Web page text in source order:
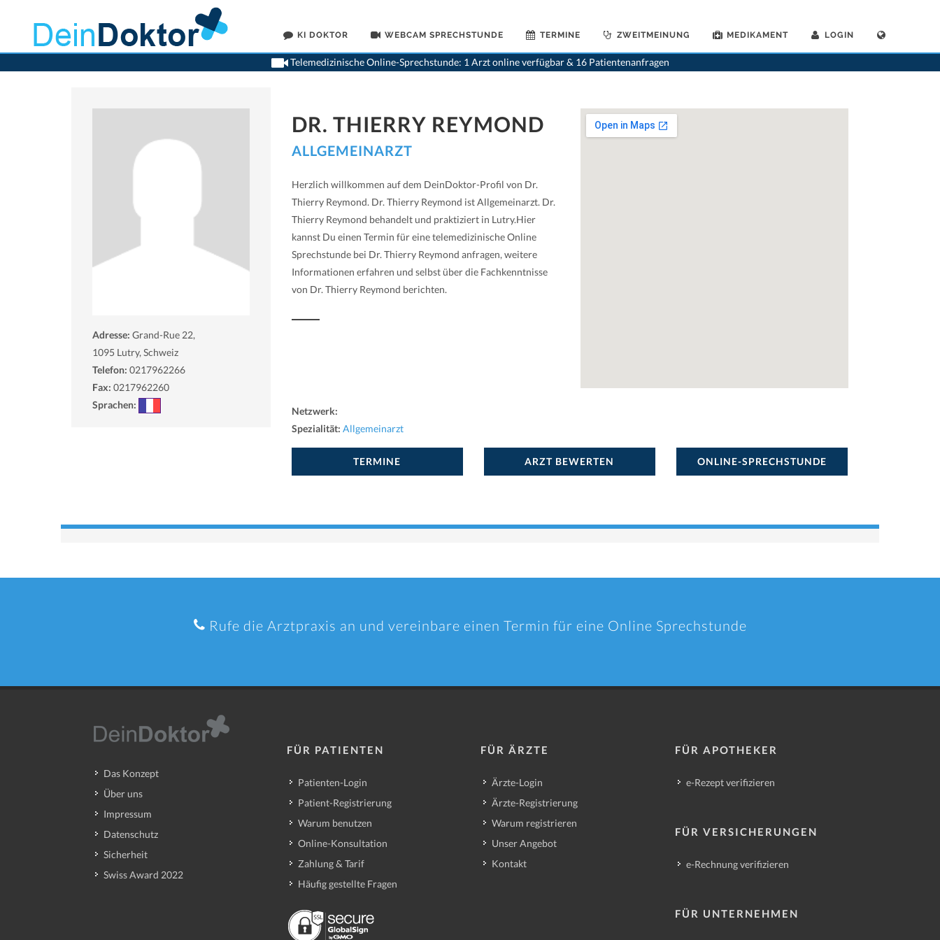
KI DOKTOR WEBCAM SPRECHSTUNDE TERMINE ZWEITMEINUNG MEDIKAMENT LOGIN
Telemedizinische Online-Sprechstunde: 1 Arzt online verfügbar & 16 Patientenanfragen
>Allgemeinaerzte>Lutry>Dr. Thierry Reymond
Adresse: Grand-Rue 22,
1095 Lutry, Schweiz
Telefon: 0217962266
Fax: 0217962260
Sprachen:
DR. THIERRY REYMOND
ALLGEMEINARZT
Herzlich willkommen auf dem DeinDoktor-Profil von Dr.
Thierry Reymond. Dr. Thierry Reymond ist Allgemeinarzt. Dr.
Thierry Reymond behandelt und praktiziert in Lutry.Hier
kannst Du einen Termin für eine telemedizinische Online
Sprechstunde bei Dr. Thierry Reymond anfragen, weitere
Informationen erfahren und selbst über die Fachkenntnisse
von Dr. Thierry Reymond berichten.
Netzwerk:
Spezialität: Allgemeinarzt
TERMINE ARZT BEWERTEN ONLINE-SPRECHSTUNDE
Rufe die Arztpraxis an und vereinbare einen Termin für eine Online Sprechstunde
Das Konzept
Über uns
Impressum
Datenschutz
Sicherheit
Swiss Award 2022
FÜR PATIENTEN
Patienten-Login
Patient-Registrierung
Warum benutzen
Online-Konsultation
Zahlung & Tarif
Häufig gestellte Fragen
FÜR ÄRZTE
Ärzte-Login
Ärzte-Registrierung
Warum registrieren
Unser Angebot
Kontakt
FÜR APOTHEKER
e-Rezept verifizieren
FÜR VERSICHERUNGEN
e-Rechnung verifizieren
FÜR UNTERNEHMEN